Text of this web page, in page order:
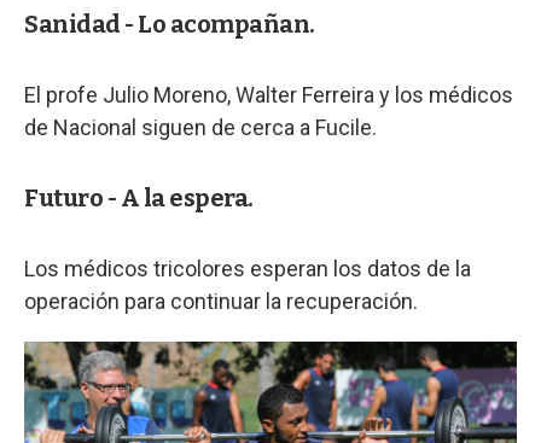
Sanidad - Lo acompañan.
El profe Julio Moreno, Walter Ferreira y los médicos
de Nacional siguen de cerca a Fucile.
Futuro - A la espera.
Los médicos tricolores esperan los datos de la
operación para continuar la recuperación.